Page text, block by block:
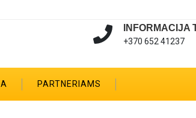
INFORMACIJA
+370 652 41237
PARTNERIAMS